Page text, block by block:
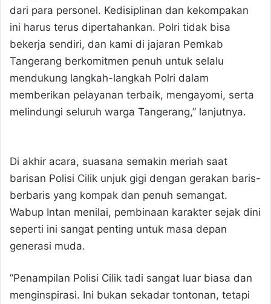
dari para personel. Kedisiplinan dan kekompakan
ini harus terus dipertahankan. Polri tidak bisa
bekerja sendiri, dan kami di jajaran Pemkab
Tangerang berkomitmen penuh untuk selalu
mendukung langkah-langkah Polri dalam
memberikan pelayanan terbaik, mengayomi, serta
melindungi seluruh warga Tangerang,” lanjutnya.
​Di akhir acara, suasana semakin meriah saat
barisan Polisi Cilik unjuk gigi dengan gerakan baris-
berbaris yang kompak dan penuh semangat.
Wabup Intan menilai, pembinaan karakter sejak dini
seperti ini sangat penting untuk masa depan
generasi muda.
​”Penampilan Polisi Cilik tadi sangat luar biasa dan
menginspirasi. Ini bukan sekadar tontonan, tetapi